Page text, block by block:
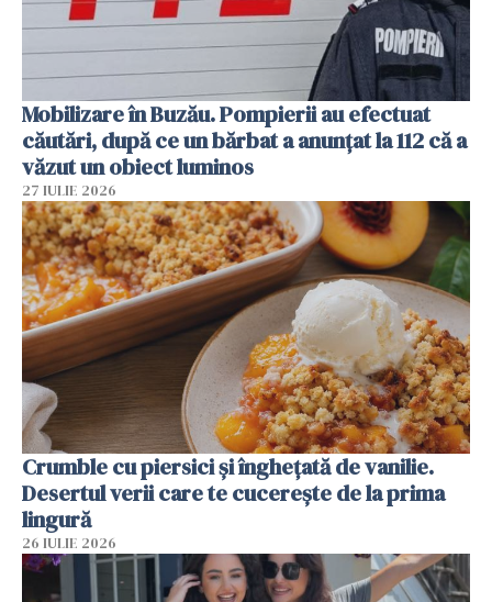
Mobilizare în Buzău. Pompierii au efectuat
căutări, după ce un bărbat a anunțat la 112 că a
văzut un obiect luminos
27 IULIE 2026
Crumble cu piersici și înghețată de vanilie.
Desertul verii care te cucerește de la prima
lingură
26 IULIE 2026